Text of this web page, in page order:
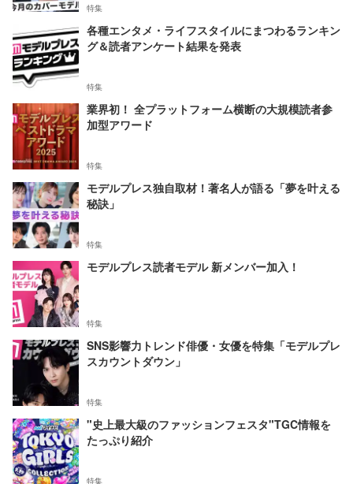
特集
各種エンタメ・ライフスタイルにまつわるランキン
グ＆読者アンケート結果を発表
特集
業界初！ 全プラットフォーム横断の大規模読者参
加型アワード
特集
モデルプレス独自取材！著名人が語る「夢を叶える
秘訣」
特集
モデルプレス読者モデル 新メンバー加入！
特集
SNS影響力トレンド俳優・女優を特集「モデルプレ
スカウントダウン」
特集
"史上最大級のファッションフェスタ"TGC情報を
たっぷり紹介
特集